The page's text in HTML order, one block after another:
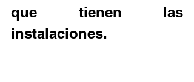
que tienen las
instalaciones.